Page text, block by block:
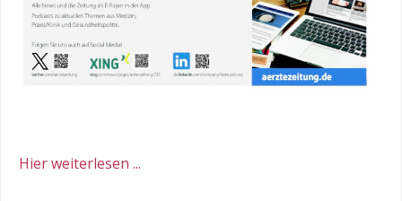
Hier weiterlesen ...